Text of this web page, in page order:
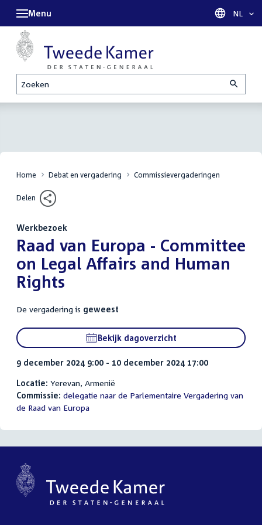
Zoeken
Menu Taal
NL
Home Debat en vergadering Commissievergaderingen
Delen
Werkbezoek
:Raad van Europa - Committee
on Legal Affairs and Human
Rights
De vergadering is geweest
Bekijk dagoverzicht
9 december 2024 9:00 - 10 december 2024 17:00
Locatie: Yerevan, Armenië
Commissie: delegatie naar de Parlementaire Vergadering van
de Raad van Europa